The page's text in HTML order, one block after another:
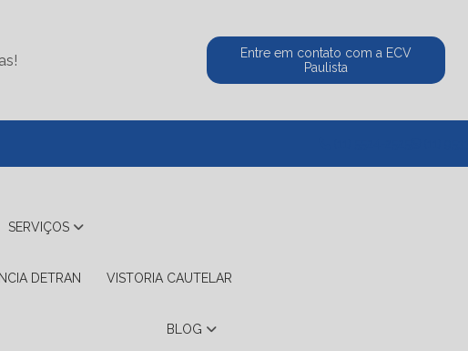
Entre em contato com a ECV
Paulista
SERVIÇOS
DETRAN VISTORIA CAUTELAR
BLOG